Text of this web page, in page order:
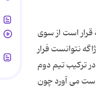
قرار است از سوى
نتوانست فرار
در تركیب تیم دوم
به دست مى آورد چون